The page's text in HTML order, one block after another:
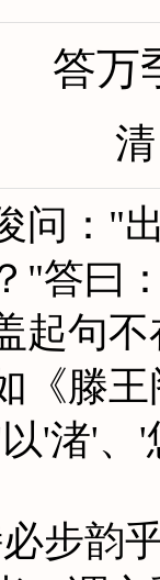
答
："出
"答曰
起句
《滕
'渚'、
韵乎